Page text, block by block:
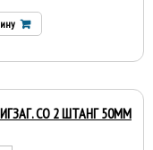
СО 2 ШТАНГ 50ММ